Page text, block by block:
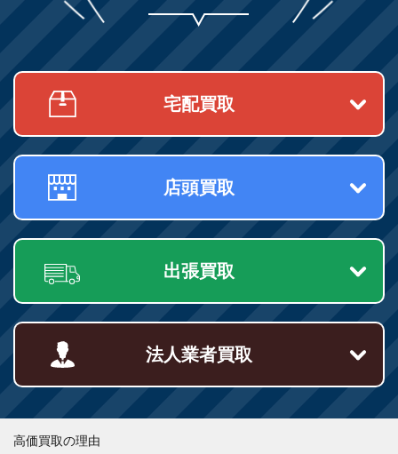
宅配買取
店頭買取
出張買取
法人業者買取
高価買取の理由